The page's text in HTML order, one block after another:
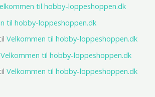
til hobby-loppeshoppen.dk
til hobby-loppeshoppen.dk
Velkommen til hobby-loppeshoppen.dk
Velkommen til hobby-loppeshoppen.dk
Velkommen til hobby-loppeshoppen.dk